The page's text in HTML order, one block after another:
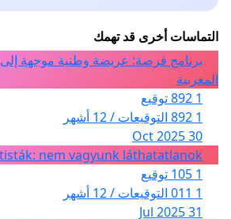
التماسات أخرى قد تهمك
برنامج فرصة: عريضة وطنية موجهة
المغربية
1 892 توقيع
1 892 التوقيعات / 12 أشهر
30 Oct 2025
nem vagyunk láthatatlanok!
1 105 توقيع
1 011 التوقيعات / 12 أشهر
31 Jul 2025